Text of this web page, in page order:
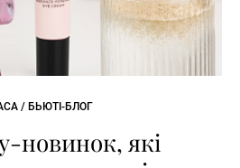
/ БЬЮТІ-БЛОГ
новинок, які